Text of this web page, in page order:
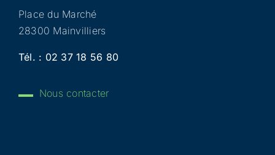
Place du Marché
28300 Mainvilliers
Tél. : 02 37 18 56 80
Nous contacter